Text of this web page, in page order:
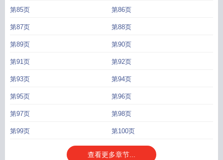
第85页 第86页
第87页 第88页
第89页 第90页
第91页 第92页
第93页 第94页
第95页 第96页
第97页 第98页
第99页 第100页
查看更多章节...